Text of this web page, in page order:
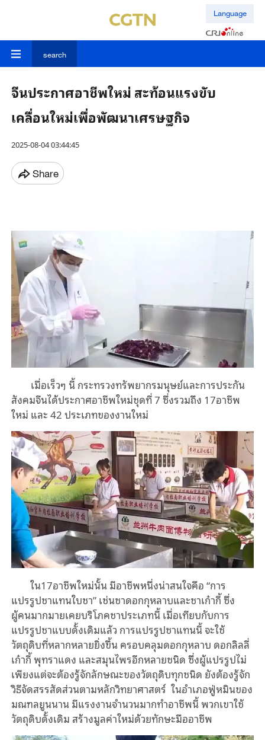
Language
search
จีนประกาศอาชีพใหม่ สะท้อนแรงขับ
เคลื่อนใหม่เพื่อพัฒนาเศรษฐกิจ
2025-08-04 03:44:45
Share
เมื่อเร็วๆ นี้ กระทรวงทรัพยากรมนุษย์และการประกัน
สังคมจีนได้ประกาศอาชีพใหม่ชุดที่ 7 ซึ่งรวมถึง 17อาชีพ
ใหม่ และ 42 ประเภทของงานใหม่
ใน17อาชีพใหม่นั้น มีอาชีพหนึ่งน่าสนใจคือ“การ
แปรรูปชาแทนใบชา” เช่นชาดอกกุหลาบและชาเก๋ากี้ ซึ่ง
ผู้คนมากมายเคยบริโภคชาประเภทนี้ เมื่อเทียบกับการ
แปรรูปชาแบบดั้งเดิมแล้ว การแปรรูปชาแทนนี้ จะใช้
วัตถุดิบที่หลากหลายยิ่งขึ้น ครอบคลุมดอกกุหลาบ ดอกลิลลี่
เก๋ากี้ พุทราแดง และสมุนไพรอีกหลายชนิด ซึ่งผู้แปรรูปไม่
เพียงแต่จะต้องรู้จักลักษณะของวัตถุดิบทุกชนิด ยังต้องรู้จัก
วิธีจัดสรรสัดส่วนตามหลักวิทยาศาสตร์ ในอำเภอฟู่หมินของ
มณฑลยูนนาน มีแรงงานจำนวนมากทำอาชีพนี้ พวกเขาใช้
วัตถุดิบดั้งเดิม สร้างมูลค่าใหม่ด้วยทักษะมืออาชีพ